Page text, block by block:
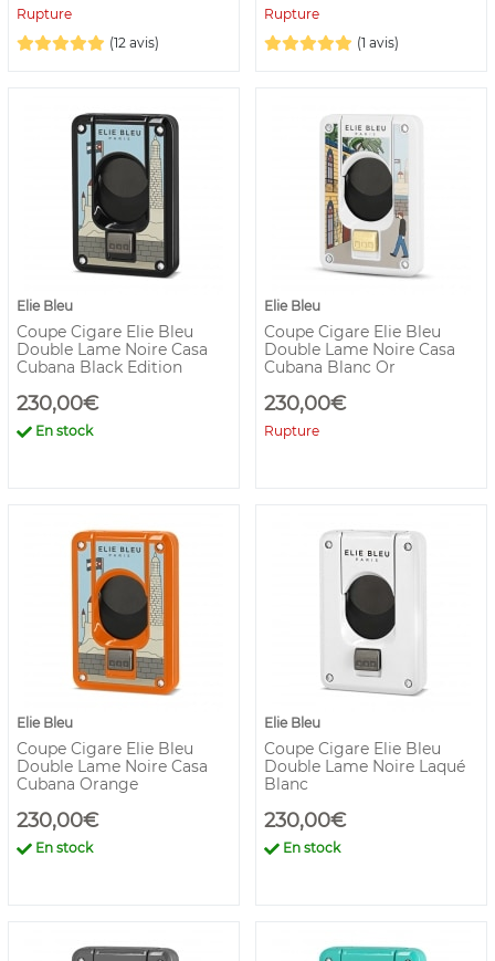
Rupture
(12 avis)
Rupture
(1 avis)
Elie Bleu
Coupe Cigare Elie Bleu
Double Lame Noire Casa
Cubana Black Edition
230,00€
En stock
Elie Bleu
Coupe Cigare Elie Bleu
Double Lame Noire Casa
Cubana Blanc Or
230,00€
Rupture
Elie Bleu
Coupe Cigare Elie Bleu
Double Lame Noire Casa
Cubana Orange
230,00€
En stock
Elie Bleu
Coupe Cigare Elie Bleu
Double Lame Noire Laqué
Blanc
230,00€
En stock